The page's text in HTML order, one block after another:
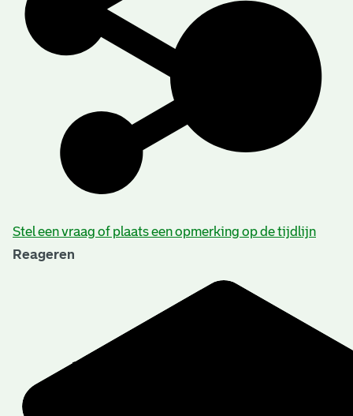
Stel een vraag of plaats een opmerking op de tijdlijn
Reageren